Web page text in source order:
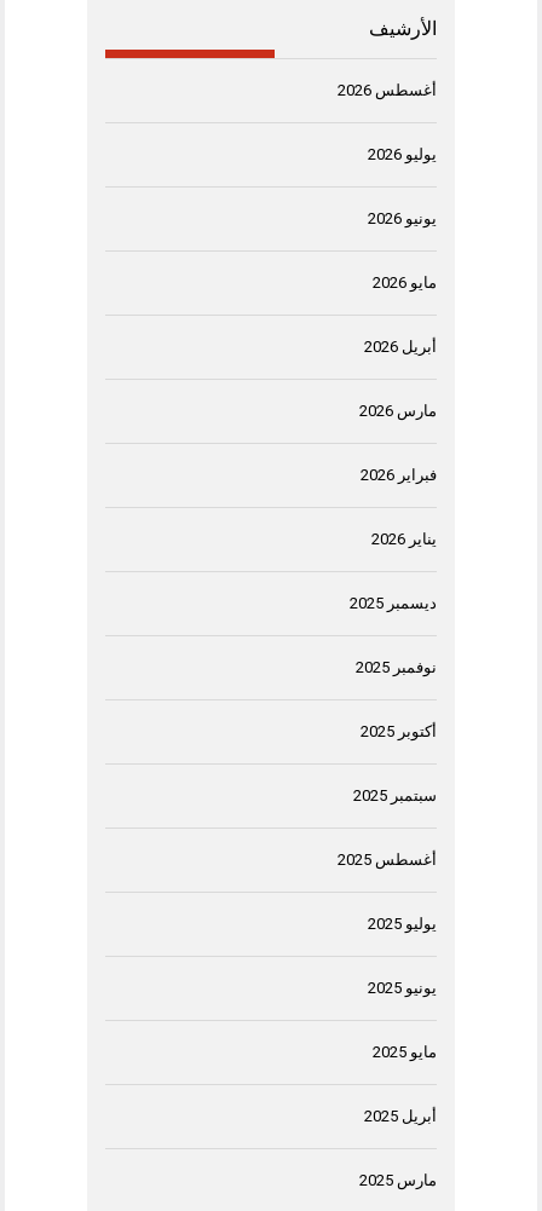
الأرشيف
أغسطس 2026
يوليو 2026
يونيو 2026
مايو 2026
أبريل 2026
مارس 2026
فبراير 2026
يناير 2026
ديسمبر 2025
نوفمبر 2025
أكتوبر 2025
سبتمبر 2025
أغسطس 2025
يوليو 2025
يونيو 2025
مايو 2025
أبريل 2025
مارس 2025